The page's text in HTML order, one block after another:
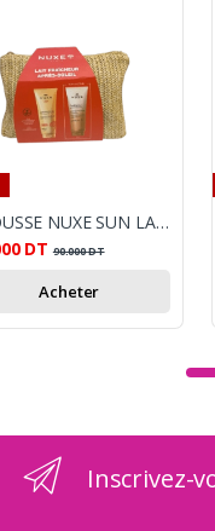
TROUSSE NUXE SUN LAIT FRAICHEUR APRES-SILEIL+ HUILE DE DOUCE PRODIGIEUX OFFERT
DT 90.000DT
Acheter
Inscrivez-